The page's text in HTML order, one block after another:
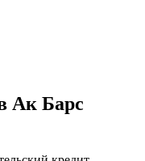
Ак Барс